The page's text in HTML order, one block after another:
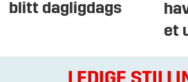
blitt dagligdags
et